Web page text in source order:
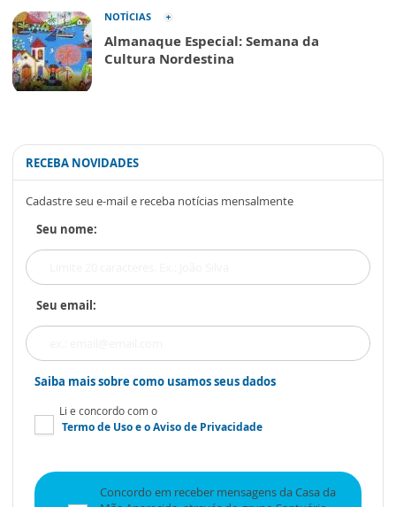
NOTÍCIAS
Almanaque Especial: Semana da
Cultura Nordestina
RECEBA NOVIDADES
Cadastre seu e-mail e receba notícias mensalmente
Seu nome:
Seu email:
Saiba mais sobre como usamos seus dados
Li e concordo com o
Termo de Usoe oAviso de Privacidade
Concordo em receber mensagens da Casa da